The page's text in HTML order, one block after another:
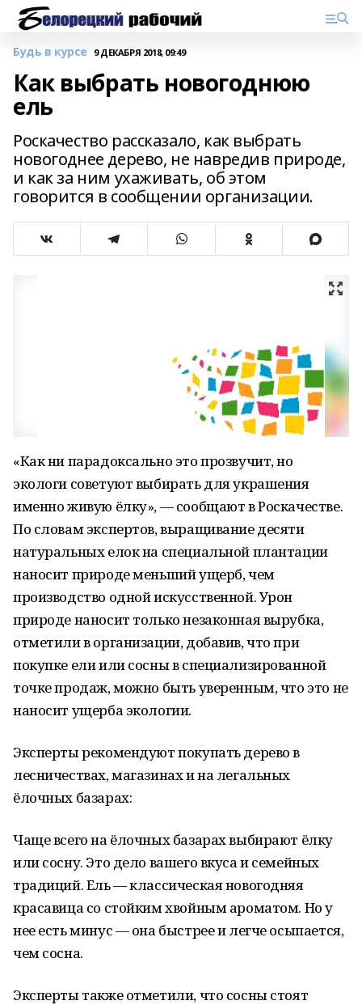
Будь в курсе 9 ДЕКАБРЯ 2018, 09:49
Как выбрать новогоднюю
ель
Роскачество рассказало, как выбрать
новогоднее дерево, не навредив природе,
и как за ним ухаживать, об этом
говорится в сообщении организации.
«Как ни парадоксально это прозвучит, но
экологи советуют выбирать для украшения
именно живую ёлку», — сообщают в Роскачестве.
По словам экспертов, выращивание десяти
натуральных елок на специальной плантации
наносит природе меньший ущерб, чем
производство одной искусственной. Урон
природе наносит только незаконная вырубка,
отметили в организации, добавив, что при
покупке ели или сосны в специализированной
точке продаж, можно быть уверенным, что это не
наносит ущерба экологии.
Эксперты рекомендуют покупать дерево в
лесничествах, магазинах и на легальных
ёлочных базарах:
Чаще всего на ёлочных базарах выбирают ёлку
или сосну. Это дело вашего вкуса и семейных
традиций. Ель — классическая новогодняя
красавица со стойким хвойным ароматом. Но у
нее есть минус — она быстрее и легче осыпается,
чем сосна.
Эксперты также отметили, что сосны стоят